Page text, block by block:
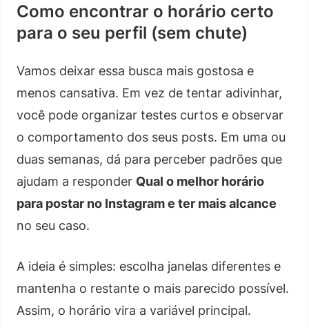
Como encontrar o horário certo
para o seu perfil (sem chute)
Vamos deixar essa busca mais gostosa e
menos cansativa. Em vez de tentar adivinhar,
você pode organizar testes curtos e observar
o comportamento dos seus posts. Em uma ou
duas semanas, dá para perceber padrões que
ajudam a responder Qual o melhor horário
para postar no Instagram e ter mais alcance
no seu caso.
A ideia é simples: escolha janelas diferentes e
mantenha o restante o mais parecido possível.
Assim, o horário vira a variável principal.